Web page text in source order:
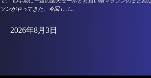
ソンがやってきた。今回 […]...
2026年8月3日